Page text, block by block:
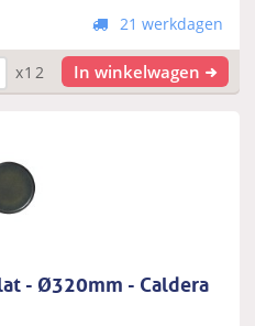
21 werkdagen
x12 In winkelwagen
- Ø320mm - Caldera